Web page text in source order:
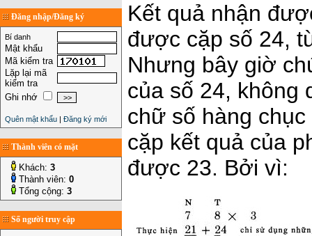
Đăng nhập/Đăng ký
Bí danh
Mật khẩu
Mã kiểm tra
Lặp lại mã
kiểm tra
Ghi nhớ
Quên mật khẩu | Đăng ký mới
Thành viên có mặt
Khách: 3
Thành viên: 0
Tổng cộng: 3
Số người truy cập
Kết quả nhận
được cặp số 24,
Nhưng bây giờ
của số 24, không
chữ số hàng
cặp kết quả của
được 23. Bởi vì: